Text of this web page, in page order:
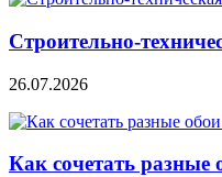
26.07.2026
Как сочетать